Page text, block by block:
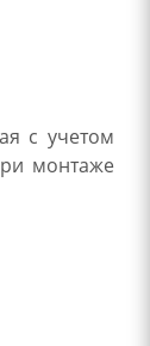
с учетом
монтаже